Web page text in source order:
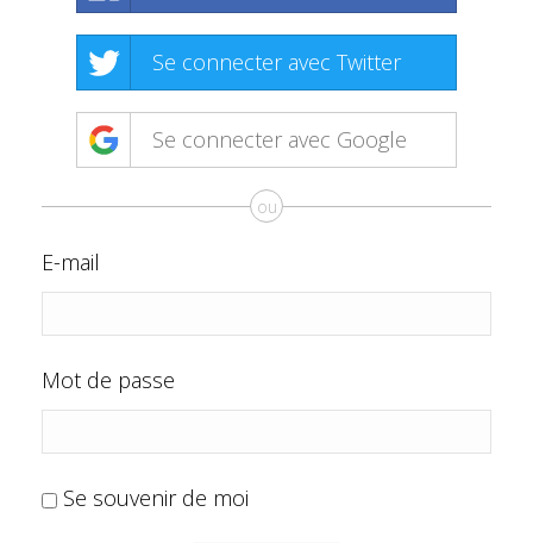
Se connecter avec Twitter
Se connecter avec Google
ou
E-mail
Mot de passe
Se souvenir de moi